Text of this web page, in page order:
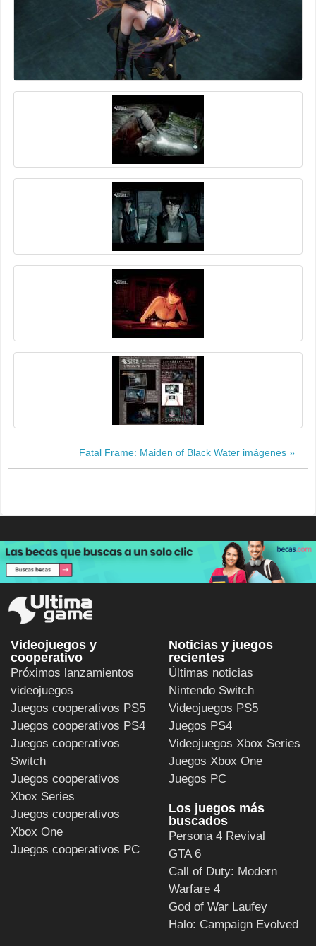
Fatal Frame: Maiden of Black Water imágenes
Videojuegos y
cooperativo
Próximos lanzamientos
videojuegos
Juegos cooperativos PS5
Juegos cooperativos PS4
Juegos cooperativos
Switch
Juegos cooperativos
Xbox Series
Juegos cooperativos
Xbox One
Juegos cooperativos PC
Noticias y juegos
recientes
Últimas noticias
Nintendo Switch
Videojuegos PS5
Juegos PS4
Videojuegos Xbox Series
Juegos Xbox One
Juegos PC
Los juegos más
buscados
Persona 4 Revival
GTA 6
Call of Duty: Modern
Warfare 4
God of War Laufey
Halo: Campaign Evolved